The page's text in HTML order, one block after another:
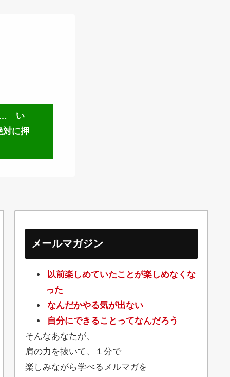
…… い
に押
メールマガジン
以前楽しめていたことが楽しめなくな
った
なんだかやる気が出ない
自分にできることってなんだろう
そんなあなたが、
肩の力を抜いて、１分で
楽しみながら学べるメルマガを